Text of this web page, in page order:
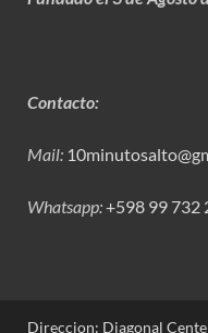
Contacto:
Mail:
Whatsapp:+598 99 732
Direccion: Diagonal